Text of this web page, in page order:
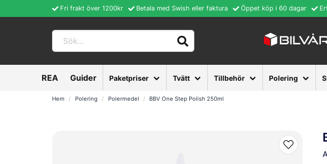
Fri frakt över 1200kr Betala med Swish eller faktura Öppet köp i 60 dagar
REA Guider Paketpriser Tvätt Tillbehör Polering
Hem Polering Polermedel BBV One Step Polish 250ml